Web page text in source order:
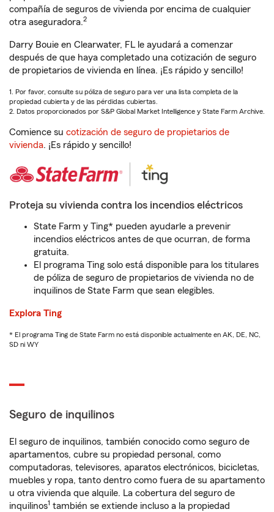
compañía de seguros de vivienda por encima de cualquier
otra aseguradora.2
Darry Bouie en Clearwater, FL le ayudará a comenzar
después de que haya completado una cotización de seguro
de propietarios de vivienda en línea. ¡Es rápido y sencillo!
1. Por favor, consulte su póliza de seguro para ver una lista completa de la
propiedad cubierta y de las pérdidas cubiertas.
2. Datos proporcionados por S&P Global Market Intelligence y State Farm Archive.
Comience su cotización de seguro de propietarios de
vivienda. ¡Es rápido y sencillo!
Proteja su vivienda contra los incendios eléctricos
State Farm y Ting* pueden ayudarle a prevenir
incendios eléctricos antes de que ocurran, de forma
gratuita.
El programa Ting solo está disponible para los titulares
de póliza de seguro de propietarios de vivienda no de
inquilinos de State Farm que sean elegibles.
Explora Ting
* El programa Ting de State Farm no está disponible actualmente en AK, DE, NC,
SD ni WY
Seguro de inquilinos
El seguro de inquilinos, también conocido como seguro de
apartamentos, cubre su propiedad personal, como
computadoras, televisores, aparatos electrónicos, bicicletas,
muebles y ropa, tanto dentro como fuera de su apartamento
u otra vivienda que alquile. La cobertura del seguro de
inquilinos1 también se extiende incluso a la propiedad